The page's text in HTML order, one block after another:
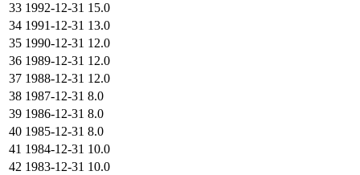
33 1992-12-31 15.0
34 1991-12-31 13.0
35 1990-12-31 12.0
36 1989-12-31 12.0
37 1988-12-31 12.0
38 1987-12-31 8.0
39 1986-12-31 8.0
40 1985-12-31 8.0
41 1984-12-31 10.0
42 1983-12-31 10.0